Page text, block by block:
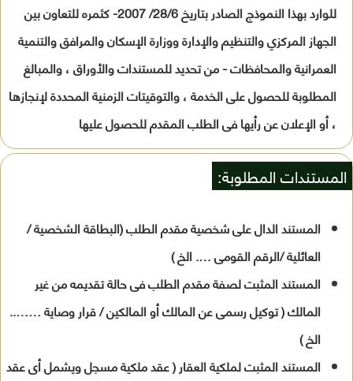
للوارد بهذا النموذج الصادر بتاريخ 28/6/ 2007- كثمره للتعاون بين
الجهاز المركزي والتنظيم والإدارة ووزارة الإسكان والمرافق والتنمية
العمرانية والمحافظات - من تحديد للمستندات والأوراق ، والمبالغ
المطلوبة للحصول على الخدمة ، والتوقيتات الزمنية المحددة لإنجازها
، أو الإعلان عن رأيها فى الطلب المقدم للحصول عليها
المستندات المطلوبة:
المستند الدال على شخصية مقدم الطلب (البطاقة الشخصية /
العائلية /الرقم القومى …. الخ )
المستند المثبت لصفة مقدم الطلب فى حالة تقديمه من غير
المالك ( توكيل رسمى عن المالك أو المالكين / قرار وصاية ……..
الخ )
المستند المثبت لملكية العقار ( عقد ملكية مسجل ويشمل أى عقد